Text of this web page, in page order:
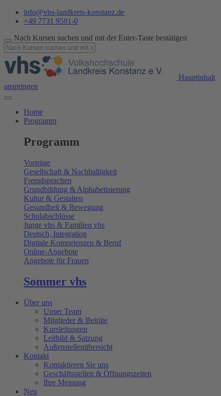
info@vhs-landkreis-konstanz.de
+49 7731 9581-0
Nach Kursen suchen und mit der Enter-Taste bestätigen
Hauptinhalt
anspringen
Home
Programm
Programm
Vorträge
Gesellschaft & Nachhaltigkeit
Fremdsprachen
Grundbildung & Alphabetisierung
Kultur & Gestalten
Gesundheit & Bewegung
Schulabschlüsse
Junge vhs & Familien vhs
Deutsch, Integration
Digitale Kompetenzen & Beruf
Online-Angebote
Angebote für Frauen
Sommer vhs
Über uns
Unser Team
Mitglieder & Beiräte
Kursleitungen
Leitbild & Satzung
Außenstellenübersicht
Kontakt
Kontaktieren Sie uns
Geschäftsstellen & Öffnungszeiten
Ihre Meinung
Neu